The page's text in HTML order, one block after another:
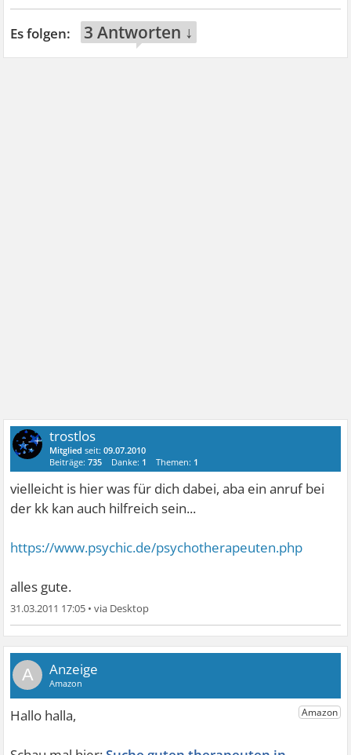
3 Antworten ↓
trostlos
Mitglied seit:09.07.2010
Beiträge:735 Danke: 1 Themen: 1
vielleicht is hier was für dich dabei, aba ein anruf bei
der kk kan auch hilfreich sein...
https://www.psychic.de/psychotherapeuten.php
alles gute.
31.03.2011 17:05 •
A